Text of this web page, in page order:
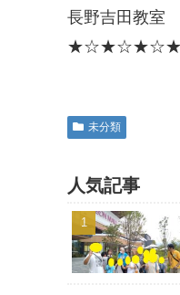
長野吉田教室
未分類
人気記事